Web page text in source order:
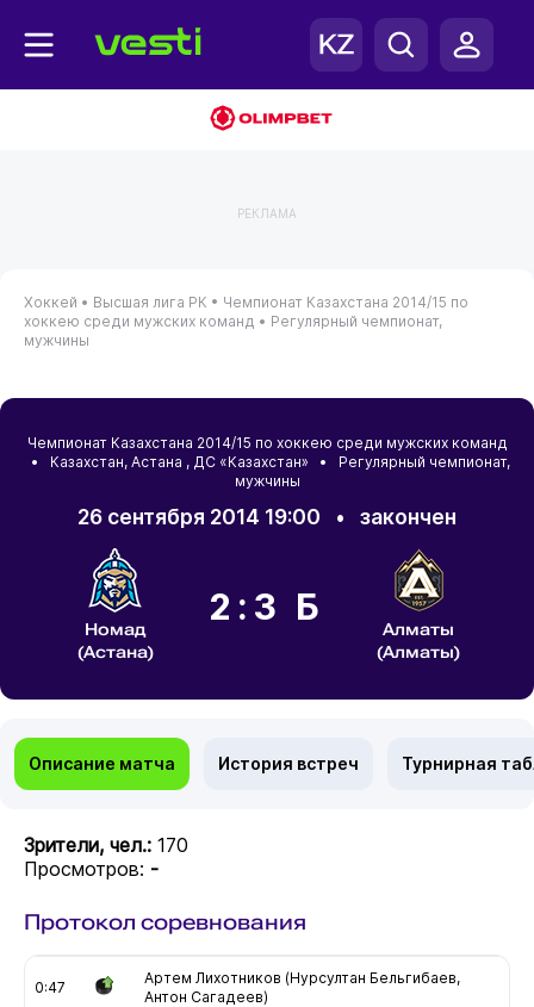
РЕКЛАМА
Хоккей • Высшая лига РК • Чемпионат Казахстана 2014/15 по
хоккею среди мужских команд • Регулярный чемпионат,
мужчины
Чемпионат Казахстана 2014/15 по хоккею среди мужских команд
• Казахстан, Астана , ДС «Казахстан» • Регулярный чемпионат,
мужчины
26 сентября 2014 19:00 • закончен
Номад
(Астана)
2:3 Б
Алматы
(Алматы)
Описание матча История встреч Турнирная
Зрители, чел.: 170
Просмотров: -
Протокол соревнования
0:47
Артем Лихотников (Нурсултан Бельгибаев,
Антон Сагадеев)